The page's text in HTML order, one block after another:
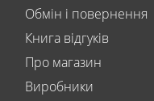
Обмін і повернення
Книга відгуків
Про магазин
Виробники